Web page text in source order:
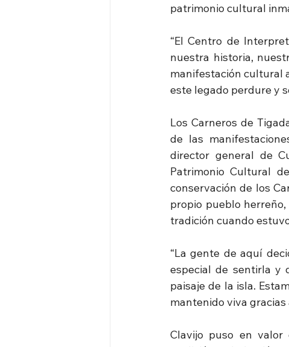
patrimonio cultural
“El Centro de
nuestra historia,
manifestación cultural
este legado perdure y
Los Carneros de
de las
director general de
Patrimonio Cultural
conservación de los
propio pueblo
tradición cuando
“La gente de aquí
especial de sentirla y
paisaje de la isla.
mantenido viva gracias
Clavijo puso en